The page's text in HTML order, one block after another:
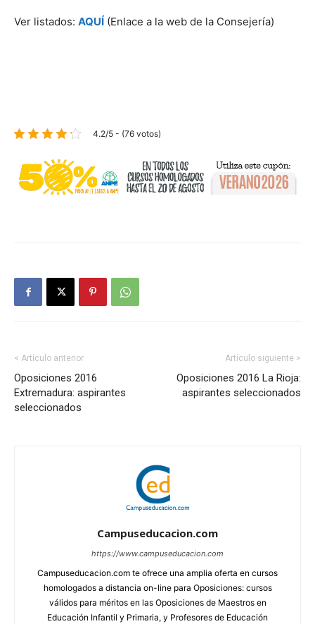
Ver listados: AQUÍ (Enlace a la web de la Consejería)
4.2/5 - (76 votos)
< Artículo anterior
Oposiciones 2016
Extremadura: aspirantes
seleccionados
Artículo siguiente >
Oposiciones 2016 La Rioja:
aspirantes seleccionados
Campuseducacion.com
https://www.campuseducacion.com
Campuseducacion.com te ofrece una amplia oferta en cursos
homologados a distancia on-line para Oposiciones: cursos
válidos para méritos en las Oposiciones de Maestros en
Educación Infantil y Primaria, y Profesores de Educación